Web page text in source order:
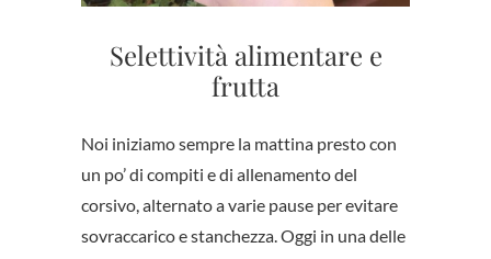
Selettività alimentare e
frutta
Noi iniziamo sempre la mattina presto con
un po’ di compiti e di allenamento del
corsivo, alternato a varie pause per evitare
sovraccarico e stanchezza. Oggi in una delle